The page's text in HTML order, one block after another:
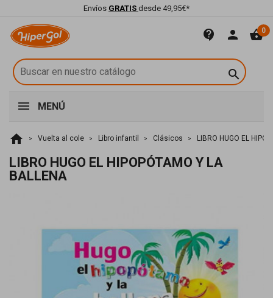
Envíos GRATIS desde 49,95€*
contact_support person shopping_basket0

MENÚ
home Vuelta al cole Libro infantil Clásicos LIBRO HUGO EL
LIBRO HUGO EL HIPOPÓTAMO Y LA
BALLENA